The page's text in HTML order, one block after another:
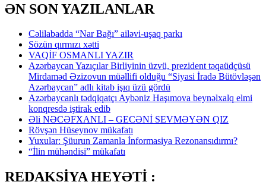
ƏN SON YAZILANLAR
Cəlilabadda “Nar Bağı” ailəvi-uşaq parkı
Sözün qırmızı xətti
VAQİF OSMANLI YAZIR
Azərbaycan Yazıçılar Birliyinin üzvü, prezident təqaüdçüsü
Mirdaməd Əzizovun müəllifi olduğu “Siyasi İradə Bütövləşən
Azərbaycan” adlı kitab işıq üzü gördü
Azərbaycanlı tədqiqatçı Aybəniz Haşımova beynəlxalq elmi
konqresdə iştirak edib
Əli NƏCƏFXANLI – GECƏNİ SEVMƏYƏN QIZ
Rövşən Hüseynov mükafatı
Yuxular: Şüurun Zamanla İnformasiya Rezonansıdırmı?
“İlin mühəndisi” mükafatı
REDAKSİYA HEYƏTİ :